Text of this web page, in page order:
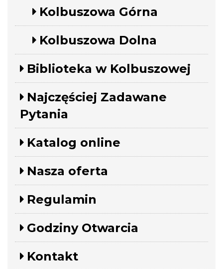
Kolbuszowa Górna
Kolbuszowa Dolna
Biblioteka w Kolbuszowej
Najczęściej Zadawane
Pytania
Katalog online
Nasza oferta
Regulamin
Godziny Otwarcia
Kontakt